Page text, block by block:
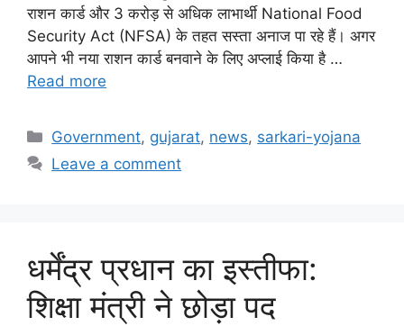
राशन कार्ड और 3 करोड़ से अधिक लाभार्थी National Food
Security Act (NFSA) के तहत सस्ता अनाज पा रहे हैं। अगर
आपने भी नया राशन कार्ड बनवाने के लिए अप्लाई किया है …
Read more
Categories
Government, gujarat, news, sarkari-yojana
Leave a comment
धर्मेंद्र प्रधान का इस्तीफा:
शिक्षा मंत्री ने छोड़ा पद